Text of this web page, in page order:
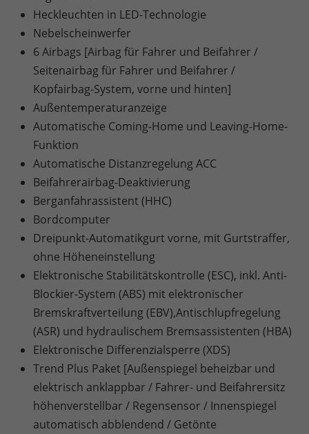
Heckleuchten in LED-Technologie
Nebelscheinwerfer
6 Airbags [Airbag für Fahrer und Beifahrer /
Seitenairbag für Fahrer und Beifahrer /
Kopfairbag-System, vorne und hinten]
Außentemperaturanzeige
Automatische Coming-Home und Leaving-Home-
Funktion
Automatische Distanzregelung ACC
Beifahrerairbag-Deaktivierung
Berganfahrassistent (HHC)
Bordcomputer
Dreipunkt-Automatikgurt vorne, mit Gurtstraffer,
ohne Höheneinstellung
Elektronische Stabilitätskontrolle (ESC), inkl. Anti-
Blockier-System (ABS) mit elektronischer
Bremskraftverteilung (EBV),Antischlupfregelung
(ASR) und hydraulischem Bremsassistenten (HBA)
Elektronische Differenzialsperre (XDS)
Trend Plus Paket [Außenspiegel beheizbar und
elektrisch anklappbar / Fahrer- und Beifahrersitz
höhenverstellbar / Regensensor / Innenspiegel
automatisch abblendend / Getönte